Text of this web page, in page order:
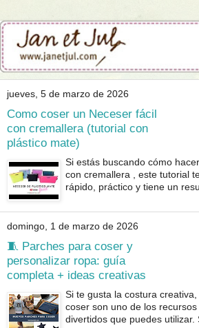
jueves, 5 de marzo de 2026
Como coser un Neceser fácil
con cremallera (tutorial con
plástico mate)
Si estás buscando cómo
con cremallera , este tutorial
rápido, práctico y tiene un
domingo, 1 de marzo de 2026
🧵 Parches para coser y
personalizar ropa: guía
completa + ideas creativas
Si te gusta la costura
coser son uno de los
divertidos que puedes utilizar.